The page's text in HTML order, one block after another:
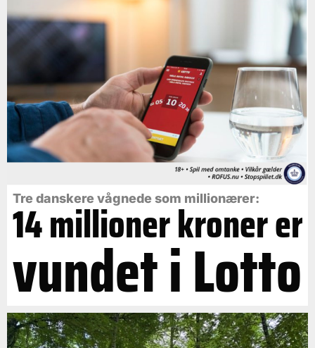
Tre danskere vågnede som millionærer:
14 millioner kroner er
vundet i Lotto